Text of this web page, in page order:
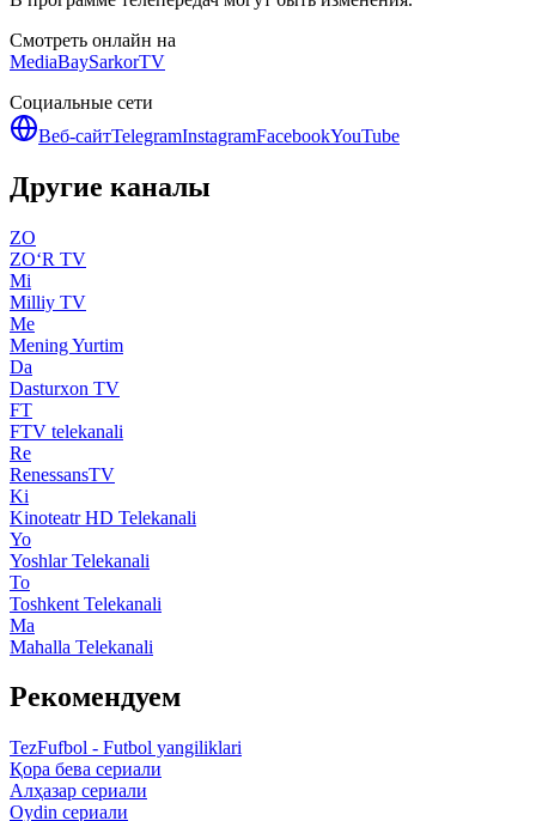
Смотреть онлайн на
MediaBaySarkorTV
Социальные сети
Веб-сайтTelegramInstagramFacebookYouTube
Другие каналы
ZO
ZO‘R TV
Mi
Milliy TV
Me
Mening Yurtim
Da
Dasturxon TV
FT
FTV telekanali
Re
RenessansTV
Ki
Kinoteatr HD Telekanali
Yo
Yoshlar Telekanali
To
Toshkent Telekanali
Ma
Mahalla Telekanali
Рекомендуем
TezFufbol - Futbol yangiliklari
Қора бева сериали
Алҳазар сериали
Oydin сериали